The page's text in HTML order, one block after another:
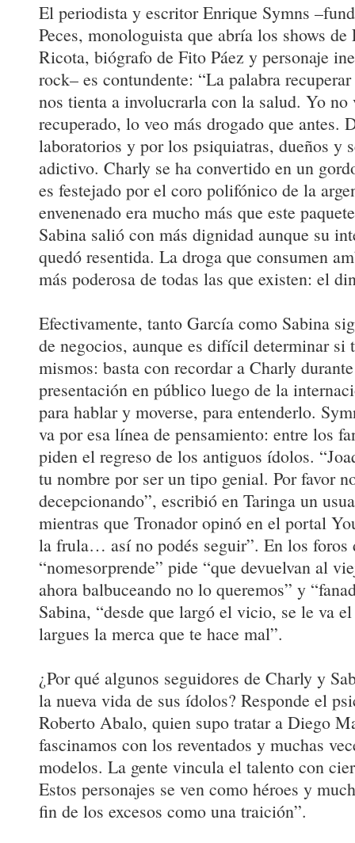
El periodista y escritor Enrique Symns
Peces, monologuista que abría los shows
Ricota, biógrafo de Fito Páez y personaje
rock– es contundente: “La palabra
nos tienta a involucrarla con la salud. Yo no
recuperado, lo veo más drogado que antes.
laboratorios y por los psiquiatras, dueños y
adictivo. Charly se ha convertido en un
es festejado por el coro polifónico de la
envenenado era mucho más que este
Sabina salió con más dignidad aunque su
quedó resentida. La droga que consumen
más poderosa de todas las que existen: el
Efectivamente, tanto García como Sabina
de negocios, aunque es difícil determinar si
mismos: basta con recordar a Charly
presentación en público luego de la
para hablar y moverse, para entenderlo.
va por esa línea de pensamiento: entre los
piden el regreso de los antiguos ídolos.
tu nombre por ser un tipo genial. Por favor
decepcionando”, escribió en Taringa un
mientras que Tronador opinó en el portal
la frula… así no podés seguir”. En los foros
“nomesorprende” pide “que devuelvan al
ahora balbuceando no lo queremos” y
Sabina, “desde que largó el vicio, se le va
largues la merca que te hace mal”.
¿Por qué algunos seguidores de Charly y
la nueva vida de sus ídolos? Responde el
Roberto Abalo, quien supo tratar a Diego
fascinamos con los reventados y muchas
modelos. La gente vincula el talento con
Estos personajes se ven como héroes y
fin de los excesos como una traición”.